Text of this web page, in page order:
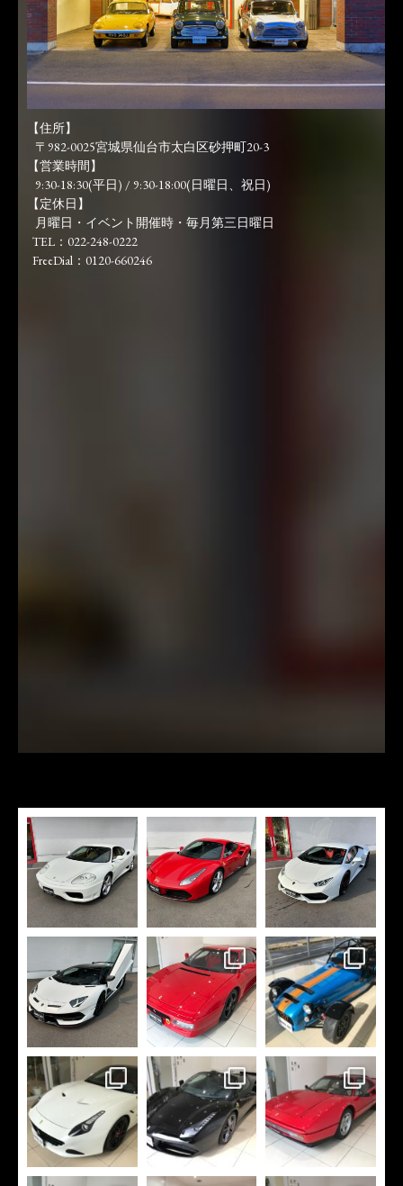
【住所】
〒982-0025宮城県仙台市太白区砂押町20-3
【営業時間】
9:30-18:30(平日) / 9:30-18:00(日曜日、祝日)
【定休日】
月曜日・イベント開催時・毎月第三日曜日
TEL：022-248-0222
FreeDial：0120-660246